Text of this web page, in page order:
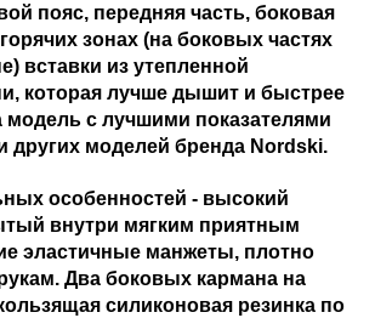
пояс, передняя часть, боковая
зонах (на боковых частях
вставки из утепленной
которая лучше дышит и быстрее
модель с лучшими показателями
других моделей бренда Nordski.
особенностей - высокий
внутри мягким приятным
эластичные манжеты, плотно
Два боковых кармана на
силиконовая резинка по